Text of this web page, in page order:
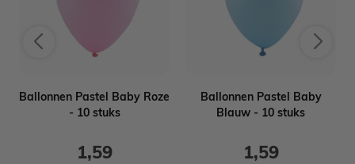
Ballonnen Pastel Baby Roze
- 10 stuks
1,59
Ballonnen Pastel Baby
Blauw - 10 stuks
1,59